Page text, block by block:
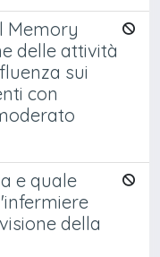
Memory
delle attività
sui
con
e quale
della